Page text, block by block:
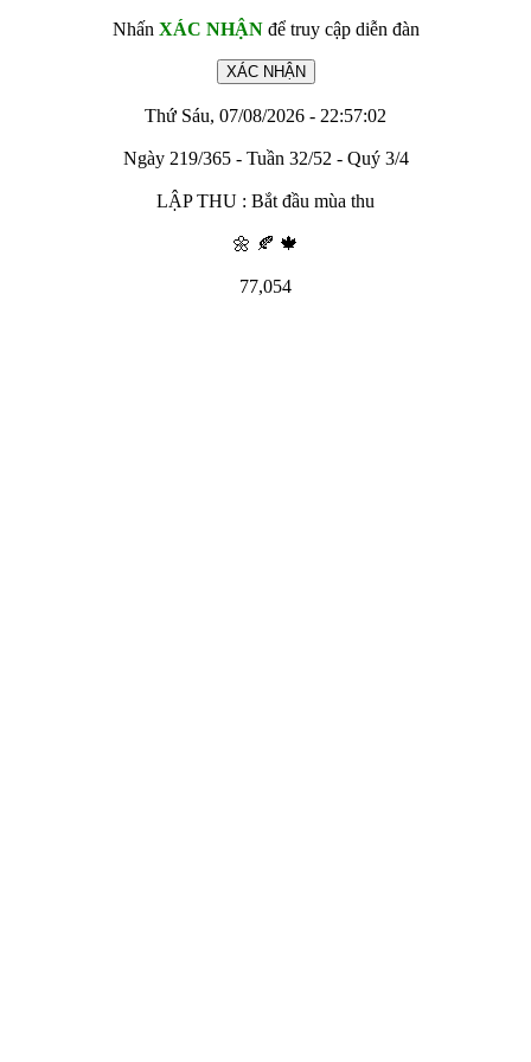
Nhấn XÁC NHẬNđể truy cập diễn đàn
Thứ Sáu, 07/08/2026 - 22:57:02
Ngày 219/365 - Tuần 32/52 - Quý 3/4
LẬP THU : Bắt đầu mùa thu
🌼 🍂 🍁
77,054